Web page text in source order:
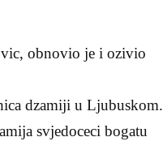
obnovio je i ozivio
dzamiji u Ljubuskom.
svjedoceci bogatu